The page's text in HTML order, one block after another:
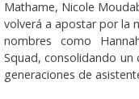
Mathame, Nicole
volverá a apostar por la
nombres como
Squad, consolidando
generaciones de